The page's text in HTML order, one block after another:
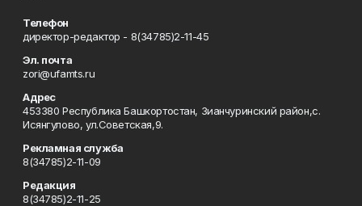
Телефон
директор-редактор - 8(34785)2-11-45
Эл. почта
zori@ufamts.ru
Адрес
453380 Республика Башкортостан, Зианчуринский район,с.
Исянгулово, ул.Советская,9.
Рекламная служба
8(34785)2-11-09
Редакция
8(34785)2-11-25